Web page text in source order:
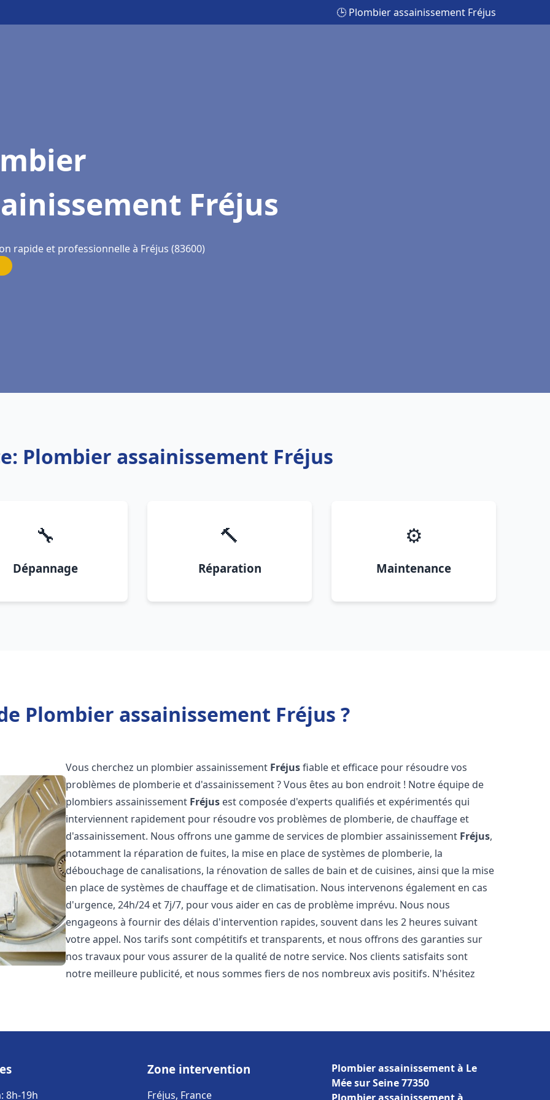
🕒 Plombier assainissement Fréjus
Fréjus
rapide et professionnelle à Fréjus (83600)
Plombier assainissement Fréjus
🔧
Dépannage
🔨
Réparation
⚙️
Maintenance
Plombier assainissement Fréjus ?
Vous cherchez un plombier assainissement Fréjusfiable et efficace pour résoudre vos
problèmes de plomberie et d'assainissement ? Vous êtes au bon endroit ! Notre équipe de
plombiers assainissement Fréjus est composée d'experts qualifiés et expérimentés qui
interviennent rapidement pour résoudre vos problèmes de plomberie, de chauffage et
d'assainissement. Nous offrons une gamme de services de plombier assainissement Fréjus,
notamment la réparation de fuites, la mise en place de systèmes de plomberie, la
débouchage de canalisations, la rénovation de salles de bain et de cuisines, ainsi que la mise
en place de systèmes de chauffage et de climatisation. Nous intervenons également en cas
d'urgence, 24h/24 et 7j/7, pour vous aider en cas de problème imprévu. Nous nous
engageons à fournir des délais d'intervention rapides, souvent dans les 2 heures suivant
votre appel. Nos tarifs sont compétitifs et transparents, et nous offrons des garanties sur
nos travaux pour vous assurer de la qualité de notre service. Nos clients satisfaits sont
notre meilleure publicité, et nous sommes fiers de nos nombreux avis positifs. N'hésitez
8h-19h
Zone intervention
Fréjus, France
Plombier assainissement à Le
Mée sur Seine 77350